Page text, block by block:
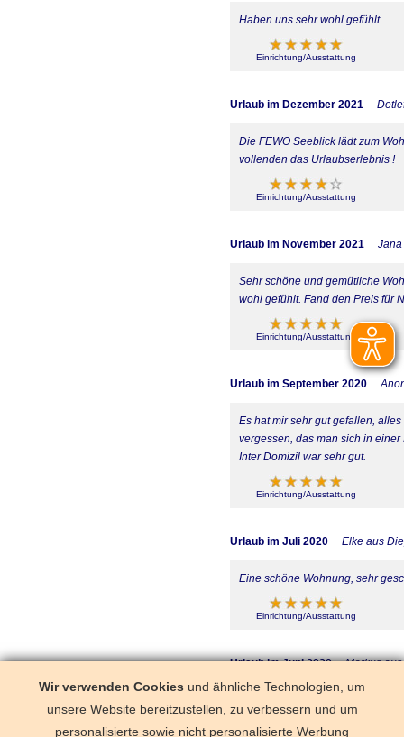
Haben uns sehr wohl gefühlt.
Einrichtung/Ausstattung
Urlaub im Dezember 2021
Die FEWO Seeblick lädt zum
vollenden das Urlaubserlebnis !
Einrichtung/Ausstattung
Urlaub im November 2021
Sehr schöne und gemütliche
wohl gefühlt. Fand den Preis für
Einrichtung/Ausstattung
Urlaub im September 2020
Es hat mir sehr gut gefallen,
vergessen, das man sich in
Inter Domizil war sehr gut.
Einrichtung/Ausstattung
Urlaub im Juli 2020 Elke aus
Eine schöne Wohnung, sehr
Einrichtung/Ausstattung
Urlaub im Juni 2020 Markus
entsprechender preis.
Wir verwenden Cookies und ähnliche Technologien, um
unsere Website bereitzustellen, zu verbessern und um
personalisierte sowie nicht personalisierte Werbung